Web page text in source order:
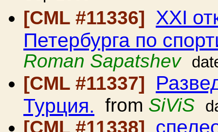
[CML #11336]
XXI
Петербурга по
Roman Sapatshev
[CML #11337]
Турция. from SiViS
[CML #11338]